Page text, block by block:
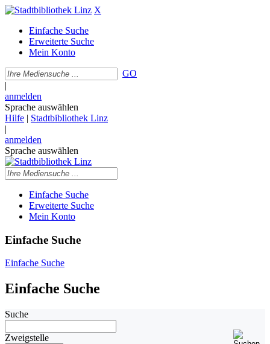
X
Einfache Suche
Erweiterte Suche
Mein Konto
GO
|
anmelden
Sprache auswählen
Hilfe | Stadtbibliothek Linz
|
anmelden
Sprache auswählen
Einfache Suche
Erweiterte Suche
Mein Konto
Einfache Suche
Einfache Suche
Einfache Suche
Suche
Zweigstelle